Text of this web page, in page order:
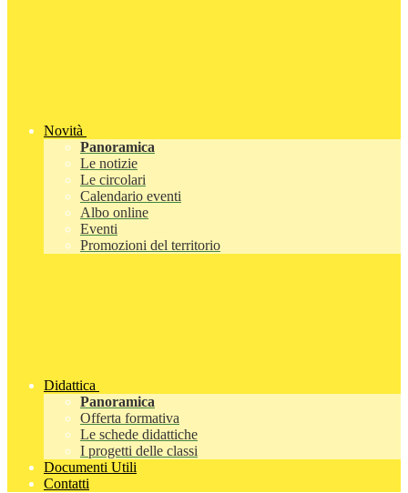
Novità
Panoramica
Le notizie
Le circolari
Calendario eventi
Albo online
Eventi
Promozioni del territorio
Didattica
Panoramica
Offerta formativa
Le schede didattiche
I progetti delle classi
Documenti Utili
Contatti